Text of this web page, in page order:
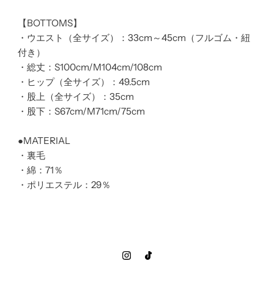
【BOTTOMS】
・ウエスト（全サイズ）：33cm～45cm（フルゴム・紐
付き）
・総丈：S100cm/M104cm/108cm
・ヒップ（全サイズ）：49.5cm
・股上（全サイズ）：35cm
・股下：S67cm/M71cm/75cm
●MATERIAL
・裏毛
・綿：71％
・ポリエステル：29％